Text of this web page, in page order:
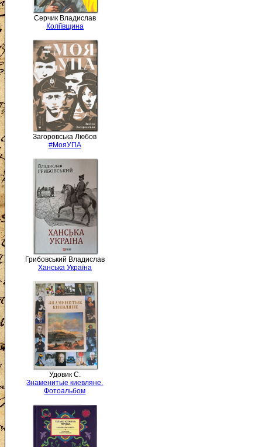
Серчик Владислав
Коліївщина
Загоровська Любов
#МояУПА
Грибовський Владислав
Ханська Україна
Удовик С.
Знаменитые киевляне.
Фотоальбом